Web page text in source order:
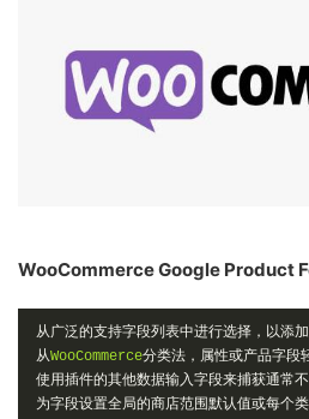
WooCommerce Google Product
从广泛的支持字段列表中进行选择，以添
从WooCommerce分类法，属性或产品字段
使用插件的其他数据输入字段来捕获通常
为字段设置全局的商店范围默认值或每个